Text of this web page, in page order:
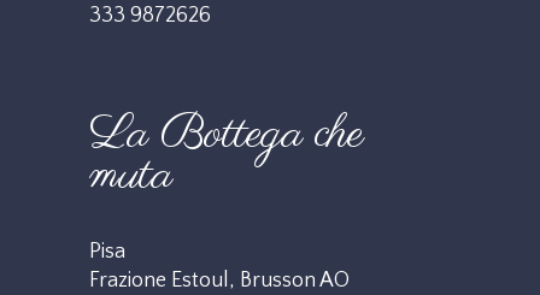
333 9872626
La Bottega che
muta
Pisa
Frazione Estoul, Brusson AO